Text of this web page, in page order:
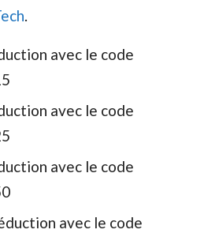
.
avec le code
avec le code
avec le code
avec le code